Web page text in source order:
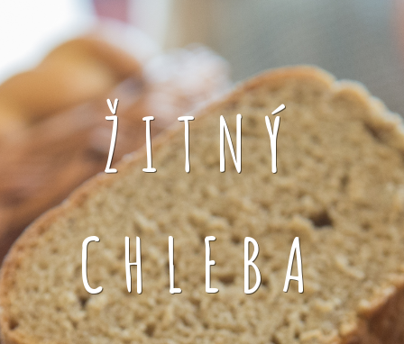
ŽITNÝ
CHLEBA